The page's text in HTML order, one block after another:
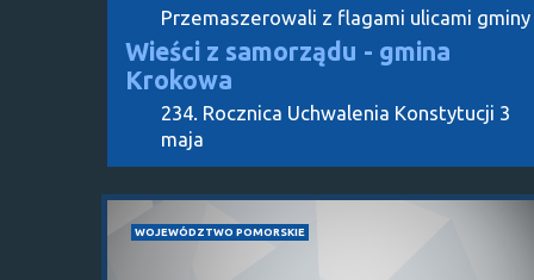
Przemaszerowali z flagami ulicami gminy
Wieści z samorządu - gmina
Krokowa
234. Rocznica Uchwalenia Konstytucji 3
maja
WOJEWÓDZTWO POMORSKIE